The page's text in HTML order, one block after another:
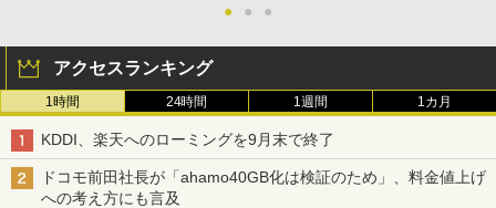
● ● ●
アクセスランキング
1時間 24時間 1週間 1カ月
KDDI、楽天へのローミングを9月末で終了
ドコモ前田社長が「ahamo40GB化は検証のため」、料金値上げ
への考え方にも言及